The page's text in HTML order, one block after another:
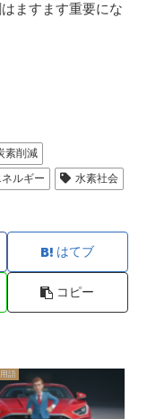
ますます重要にな
素削減
ルギー
水素社会
はてブ
コピー
語